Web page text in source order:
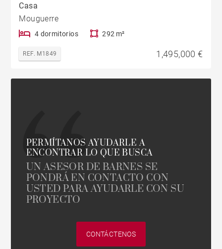
Casa
Mouguerre
4 dormitorios 292 m²
REF. M1849 1,495,000 €
PERMÍTANOS AYUDARLE A
ENCONTRAR LO QUE BUSCA
UN ASESOR DE BARNES SE
PONDRÁ EN CONTACTO CON
USTED PARA AYUDARLE CON SU
PROYECTO
CONTÁCTENOS